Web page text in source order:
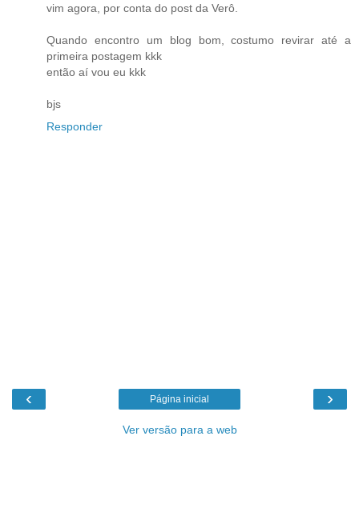
vim agora, por conta do post da Verô.
Quando encontro um blog bom, costumo revirar até a
primeira postagem kkk
então aí vou eu kkk
bjs
Responder
‹ ›
Página inicial
Ver versão para a web